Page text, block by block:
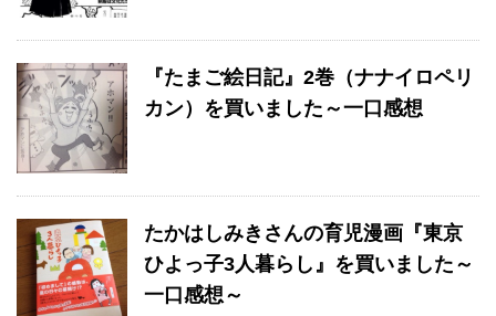
『たまご絵日記』2巻（ナナイロペリ
カン）を買いました～一口感想
たかはしみきさんの育児漫画『東京
ひよっ子3人暮らし』を買いました～
一口感想～